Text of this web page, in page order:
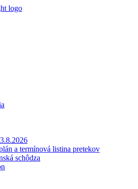
a termínová listina pretekov
schôdza